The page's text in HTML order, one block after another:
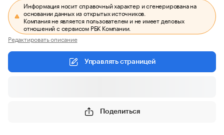
Информация носит справочный характер и сгенерирована на
основании данных из открытых источников.
Компания не является пользователем и не имеет деловых
отношений с сервисом РБК Компании.
Редактировать описание
Управлять страницей
Поделиться